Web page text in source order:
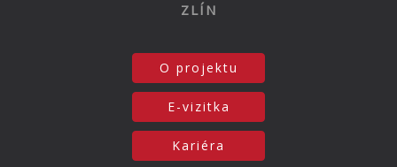
ZLÍN
O projektu
E-vizitka
Kariéra